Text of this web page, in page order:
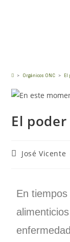
> Orgánicos ONC > El
El
José Vicente
En